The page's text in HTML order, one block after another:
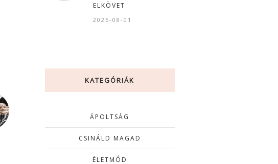
ELKÖVET
2026-08-01
KATEGÓRIÁK
ÁPOLTSÁG
CSINÁLD MAGAD
ÉLETMÓD